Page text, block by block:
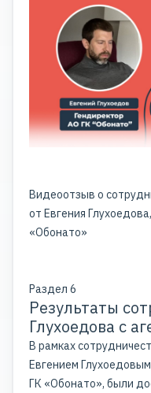
Видеоотзыв о
от Евгения
«Обонато»
Раздел 6
Результаты
Глухоедова с
В рамках
Евгением
ГК «Обонато», были